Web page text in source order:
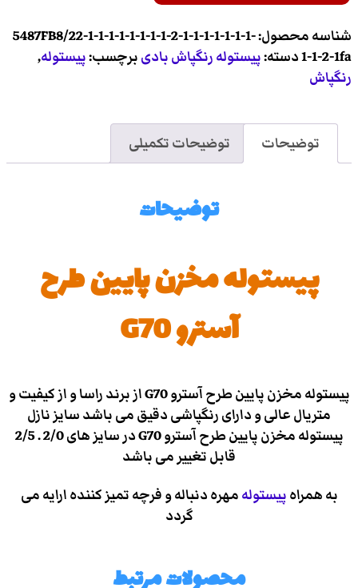
شناسه محصول:5487FB8/22-1-1-1-1-1-1-1-1-2-1-1-1-1-1-1-1-
1-1-2-1faدسته:پیستوله رنگپاش بادیبرچسب:پیستوله,
رنگپاش
توضیحات توضیحات تکمیلی
توضیحات
پیستوله مخزن پایین طرح
آسترو G70
پیستوله مخزن پایین طرح آسترو G70 از برند راسا و از کیفیت و
متریال عالی و دارای رنگپاشی دقیق می باشد سایز نازل
پیستوله مخزن پایین طرح آسترو G70 در سایز های 2/0 . 2/5
قابل تغییر می باشد
به همراهپیستولهمهره دنباله و فرچه تمیز کننده ارایه می
گردد